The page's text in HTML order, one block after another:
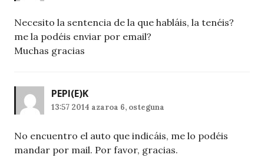
Necesito la sentencia de la que habláis, la tenéis?
me la podéis enviar por email?
Muchas gracias
PEPI(E)K
13:57 2014 azaroa 6, osteguna
No encuentro el auto que indicáis, me lo podéis
mandar por mail. Por favor, gracias.